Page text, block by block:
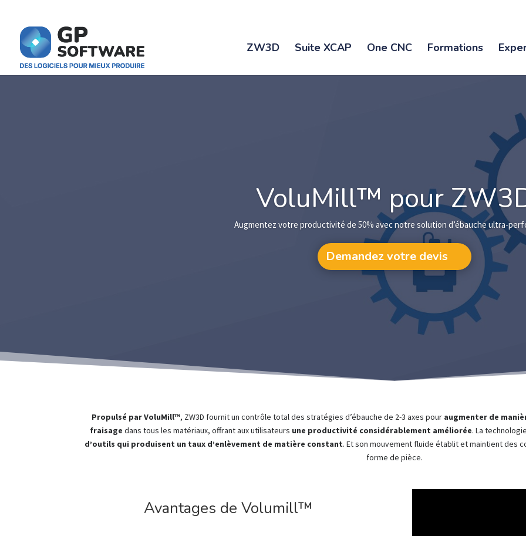
ZW3D Suite XCAP One CNC Formations
VoluMill™ pour
Augmentez votre productivité de 50% avec notre solution d’ébauche ultra-
Demandez votre devis
Propulsé par VoluMill™, ZW3D fournit un contrôle total des stratégies d’ébauche de 2-3 axes pour augmenter de
fraisage dans tous les matériaux, offrant aux utilisateurs une productivité considérablement améliorée. La
d’outils qui produisent un taux d’enlèvement de matière constant. Et son mouvement fluide établit et maintient des
forme de pièce.
Avantages de Volumill™